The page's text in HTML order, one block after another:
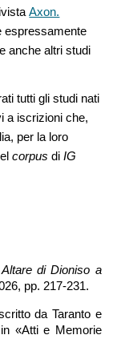
Axon.
espressamente
anche altri studi
tutti gli studi nati
a iscrizioni che,
per la loro
corpusdiIG
di Dioniso a
pp. 217-231.
da Taranto e
«Atti e Memorie